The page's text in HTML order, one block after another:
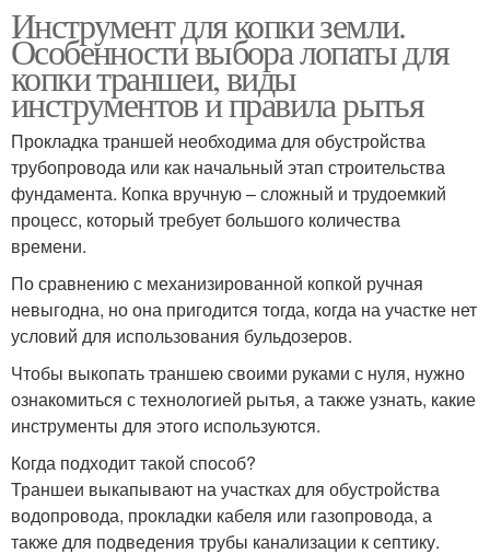
Инструмент для копки земли.
Особенности выбора лопаты для
копки траншеи, виды
инструментов и правила рытья
Прокладка траншей необходима для обустройства
трубопровода или как начальный этап строительства
фундамента. Копка вручную – сложный и трудоемкий
процесс, который требует большого количества
времени.
По сравнению с механизированной копкой ручная
невыгодна, но она пригодится тогда, когда на участке нет
условий для использования бульдозеров.
Чтобы выкопать траншею своими руками с нуля, нужно
ознакомиться с технологией рытья, а также узнать, какие
инструменты для этого используются.
Когда подходит такой способ?
Траншеи выкапывают на участках для обустройства
водопровода, прокладки кабеля или газопровода, а
также для подведения трубы канализации к септику.